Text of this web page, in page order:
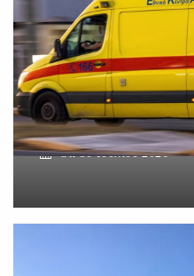
Βοιωτία:
62χρονος –
σκαλωσιά
On30 Ιουλίου 2026